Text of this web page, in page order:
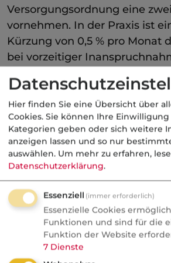
Versorgungsordnung eine
vornehmen. In der Praxis ist
Kürzung von 0,5 % pro Monat
bei vorzeitiger
Versorgungsordnung getroffen
zweite ratierliche Kürzung
BAG möglich.
Seit dem Diensteinritt (jeweils
haben die Arbeitnehmer Herr
Kunze eine Zusage auf eine
Altersrente in Höhe von 500
65. In der
Regelungen zur Kürzung bei
Inanspruchnahme
Siemer scheidet mit 45 Jahren
Hier finden Sie eine Übersicht über
Cookies. Sie können Ihre Einwilligung
Kategorien geben oder sich weitere
anzeigen lassen und so nur
auswählen. Um mehr zu erfahren,
Datenschutzerklärung.
Essenziell (immer erforderlich)
Essenzielle Cookies
Funktionen und sind für die
Funktion der Website
7 Dienste